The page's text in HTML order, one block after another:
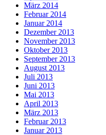
März 2014
Februar 2014
Januar 2014
Dezember 2013
November 2013
Oktober 2013
September 2013
August 2013
Juli 2013
Juni 2013
Mai 2013
April 2013
März 2013
Februar 2013
Januar 2013